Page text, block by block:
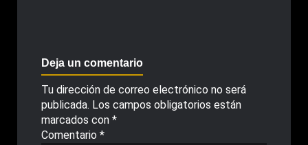
Deja un comentario
Tu dirección de correo electrónico no será
publicada. Los campos obligatorios están
marcados con *
Comentario *